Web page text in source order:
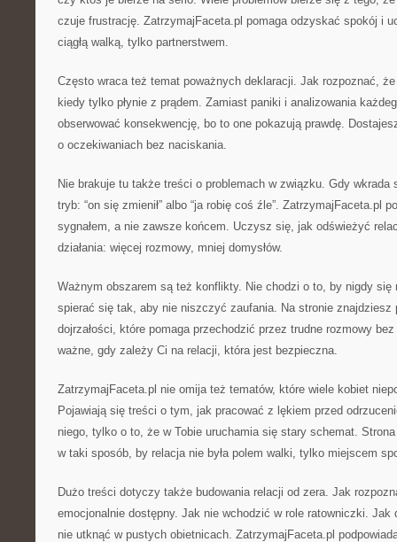
czuje frustrację. ZatrzymajFaceta.pl pomaga odzyskać spokój i
ciągłą walką, tylko partnerstwem.
Często wraca też temat poważnych deklaracji. Jak rozpoznać,
kiedy tylko płynie z prądem. Zamiast paniki i analizowania
obserwować konsekwencję, bo to one pokazują prawdę.
o oczekiwaniach bez naciskania.
Nie brakuje tu także treści o problemach w związku. Gdy wkrada
tryb: “on się zmienił” albo “ja robię coś źle”. ZatrzymajFaceta.pl
sygnałem, a nie zawsze końcem. Uczysz się, jak odświeżyć
działania: więcej rozmowy, mniej domysłów.
Ważnym obszarem są też konflikty. Nie chodzi o to, by nigdy się
spierać się tak, aby nie niszczyć zaufania. Na stronie znajdziesz
dojrzałości, które pomaga przechodzić przez trudne rozmowy
ważne, gdy zależy Ci na relacji, która jest bezpieczna.
ZatrzymajFaceta.pl nie omija też tematów, które wiele kobiet
Pojawiają się treści o tym, jak pracować z lękiem przed
niego, tylko o to, że w Tobie uruchamia się stary schemat.
w taki sposób, by relacja nie była polem walki, tylko miejscem
Dużo treści dotyczy także budowania relacji od zera. Jak
emocjonalnie dostępny. Jak nie wchodzić w role ratowniczki.
nie utknąć w pustych obietnicach. ZatrzymajFaceta.pl